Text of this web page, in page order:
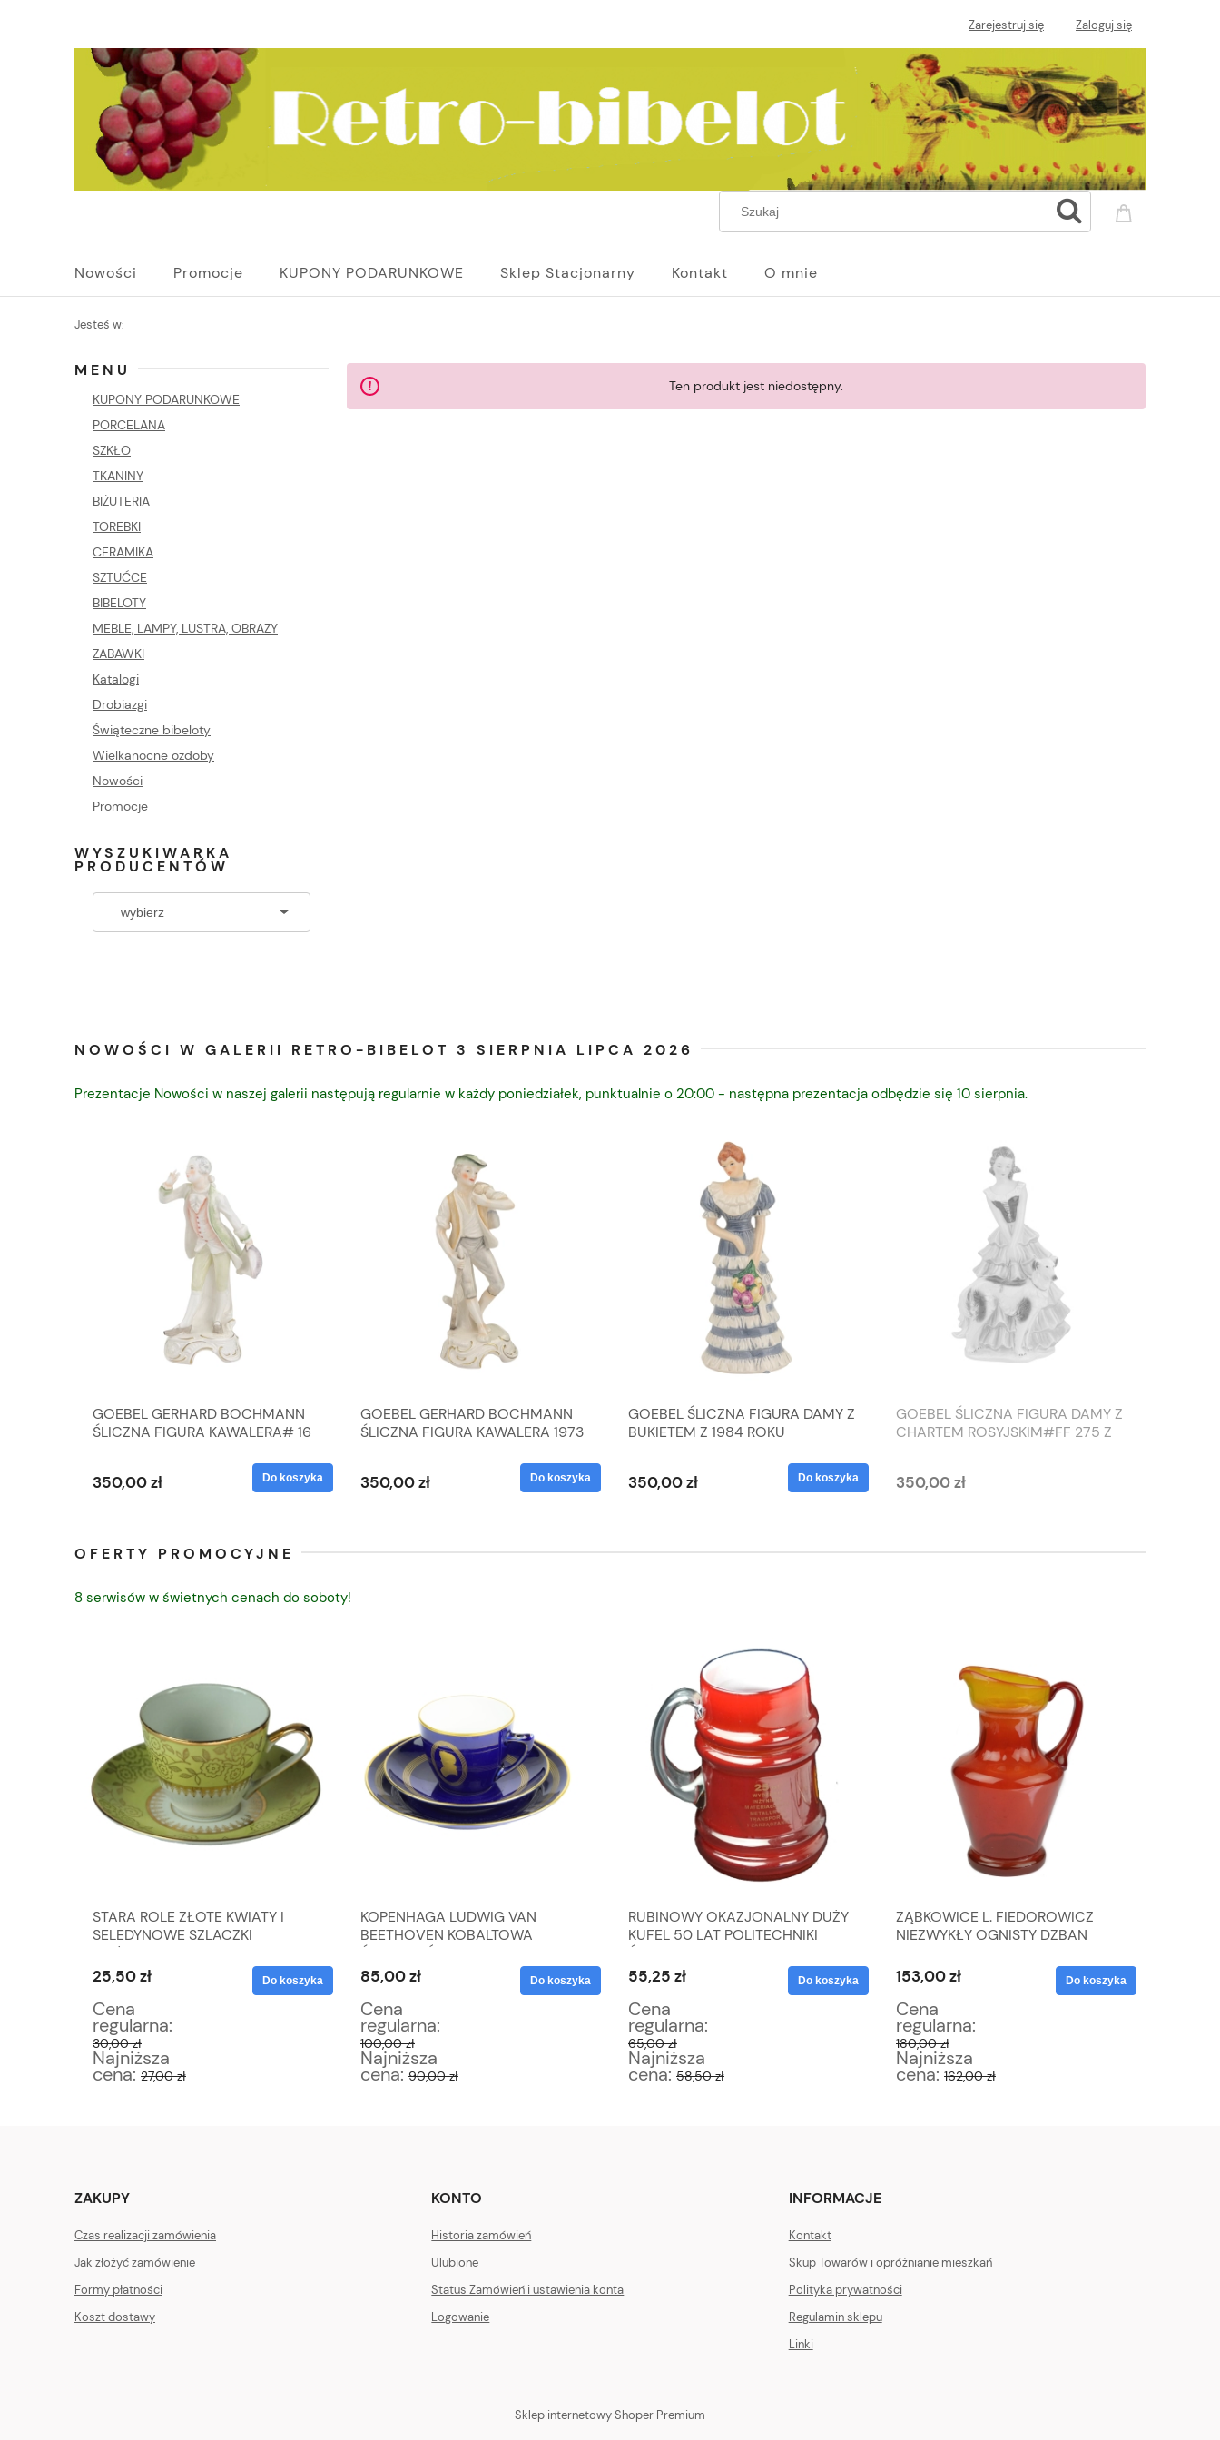
Zarejestruj się Zaloguj się
Nowości Promocje KUPONY PODARUNKOWE Sklep Stacjonarny Kontakt O mnie
Jesteś w:
MENU
KUPONY PODARUNKOWE
PORCELANA
SZKŁO
TKANINY
BIŻUTERIA
TOREBKI
CERAMIKA
SZTUĆCE
BIBELOTY
MEBLE, LAMPY, LUSTRA, OBRAZY
ZABAWKI
Katalogi
Drobiazgi
Świąteczne bibeloty
Wielkanocne ozdoby
Nowości
Promocje
WYSZUKIWARKA
PRODUCENTÓW
Ten produkt jest niedostępny.
NOWOŚCI W GALERII RETRO-BIBELOT 3 SIERPNIA LIPCA 2026
Prezentacje Nowości w naszej galerii następują regularnie w każdy poniedziałek, punktualnie o 20:00 - następna prezentacja odbędzie się 10 sierpnia.
GOEBEL GERHARD BOCHMANN
ŚLICZNA FIGURA KAWALERA# 16
350,00 zł Do koszyka
GOEBEL GERHARD BOCHMANN
ŚLICZNA FIGURA KAWALERA 1973
350,00 zł Do koszyka
GOEBEL ŚLICZNA FIGURA DAMY Z
BUKIETEM Z 1984 ROKU
350,00 zł Do koszyka
GOEBEL ŚLICZNA FIGURA DAMY Z
CHARTEM ROSYJSKIM#FF 275 Z
350,00 zł
OFERTY PROMOCYJNE
8 serwisów w świetnych cenach do soboty!
STARA ROLE ZŁOTE KWIATY I
SELEDYNOWE SZLACZKI
FILIŻANKA ZE SPODKIEM
25,50 zł
Cena
regularna:
30,00 zł
Najniższa
cena: 27,00 zł
Do koszyka
KOPENHAGA LUDWIG VAN
BEETHOVEN KOBALTOWA
ŚNIADANIÓWKA DLA MELOMANA
85,00 zł
Cena
regularna:
100,00 zł
Najniższa
cena: 90,00 zł
Do koszyka
RUBINOWY OKAZJONALNY DUŻY
KUFEL 50 LAT POLITECHNIKI
ŚLĄSKIEJ
55,25 zł
Cena
regularna:
65,00 zł
Najniższa
cena: 58,50 zł
Do koszyka
ZĄBKOWICE L. FIEDOROWICZ
NIEZWYKŁY OGNISTY DZBAN
153,00 zł
Cena
regularna:
180,00 zł
Najniższa
cena: 162,00 zł
Do koszyka
ZAKUPY
Czas realizacji zamówienia
Jak złożyć zamówienie
Formy płatności
Koszt dostawy
KONTO
Historia zamówień
Ulubione
Status Zamówień i ustawienia konta
Logowanie
INFORMACJE
Kontakt
Skup Towarów i opróżnianie mieszkań
Polityka prywatności
Regulamin sklepu
Linki
Sklep internetowy Shoper Premium